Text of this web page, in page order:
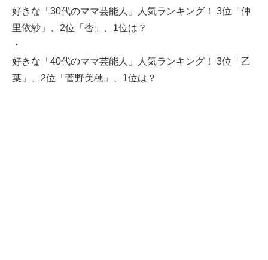
好きな「30代のママ芸能人」人気ランキング！ 3位「仲
里依紗」、2位「杏」、1位は？
・
好きな「40代のママ芸能人」人気ランキング！ 3位「乙
葉」、2位「菅野美穂」、1位は？